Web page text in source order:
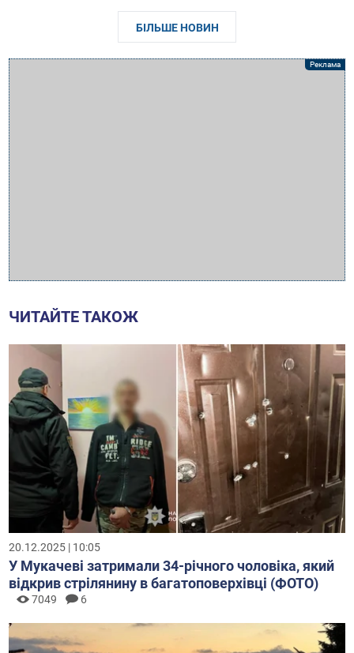
БІЛЬШЕ НОВИН
ЧИТАЙТЕ ТАКОЖ
20.12.2025 | 10:05
У Мукачеві затримали 34-річного чоловіка, який
відкрив стрілянину в багатоповерхівці (ФОТО)
7049 6